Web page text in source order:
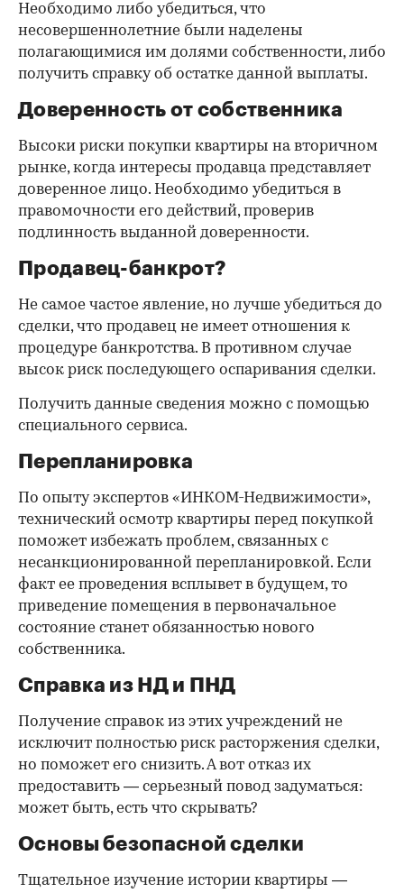
Необходимо либо убедиться, что
несовершеннолетние были наделены
полагающимися им долями собственности, либо
получить справку об остатке данной выплаты.
Доверенность от собственника
Высоки риски покупки квартиры на вторичном
рынке, когда интересы продавца представляет
доверенное лицо. Необходимо убедиться в
правомочности его действий, проверив
подлинность выданной доверенности.
Продавец-банкрот?
Не самое частое явление, но лучше убедиться до
сделки, что продавец не имеет отношения к
процедуре банкротства. В противном случае
высок риск последующего оспаривания сделки.
Получить данные сведения можно с помощью
специального сервиса.
Перепланировка
По опыту экспертов «ИНКОМ-Недвижимости»,
технический осмотр квартиры перед покупкой
поможет избежать проблем, связанных с
несанкционированной перепланировкой. Если
факт ее проведения всплывет в будущем, то
приведение помещения в первоначальное
состояние станет обязанностью нового
собственника.
Справка из НД и ПНД
Получение справок из этих учреждений не
исключит полностью риск расторжения сделки,
но поможет его снизить. А вот отказ их
предоставить — серьезный повод задуматься:
может быть, есть что скрывать?
Основы безопасной сделки
Тщательное изучение истории квартиры —